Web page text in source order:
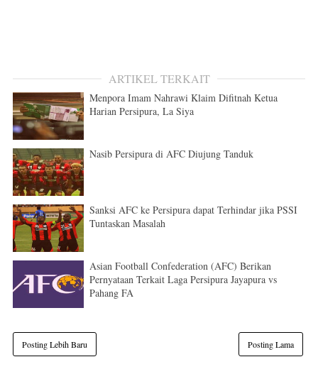
ARTIKEL TERKAIT
Menpora Imam Nahrawi Klaim Difitnah Ketua
Harian Persipura, La Siya
Nasib Persipura di AFC Diujung Tanduk
Sanksi AFC ke Persipura dapat Terhindar jika PSSI
Tuntaskan Masalah
Asian Football Confederation (AFC) Berikan
Pernyataan Terkait Laga Persipura Jayapura vs
Pahang FA
Posting Lebih Baru Posting Lama